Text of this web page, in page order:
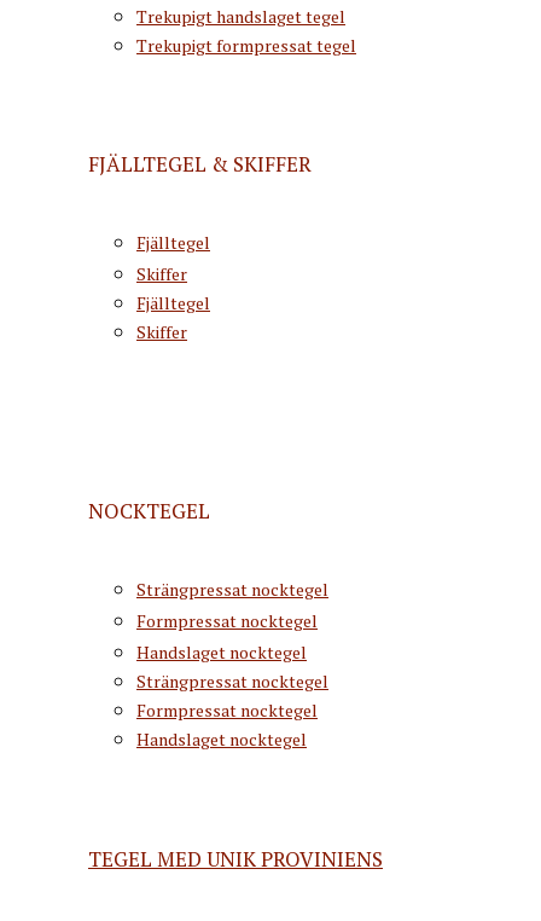
Trekupigt handslaget tegel
Trekupigt formpressat tegel
FJÄLLTEGEL & SKIFFER
Fjälltegel
Skiffer
Fjälltegel
Skiffer
NOCKTEGEL
Strängpressat nocktegel
Formpressat nocktegel
Handslaget nocktegel
Strängpressat nocktegel
Formpressat nocktegel
Handslaget nocktegel
TEGEL MED UNIK PROVINIENS